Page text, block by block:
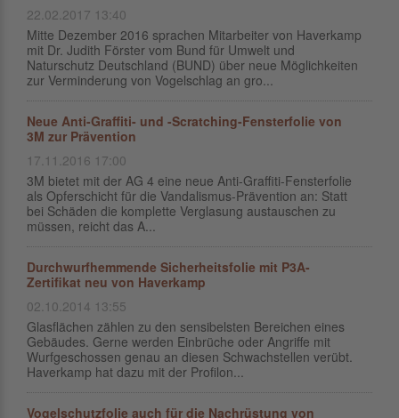
22.02.2017 13:40
Mitte Dezember 2016 sprachen Mitarbeiter von Haverkamp
mit Dr. Judith Förster vom Bund für Umwelt und
Naturschutz Deutschland (BUND) über neue Möglichkeiten
zur Verminderung von Vogelschlag an gro...
Neue Anti-Graffiti- und -Scratching-Fensterfolie von
3M zur Prävention
17.11.2016 17:00
3M bietet mit der AG 4 eine neue Anti-Graffiti-Fensterfolie
als Opfer­schicht für die Vandalismus-Prävention an: Statt
bei Schäden die kom­plette Ver­glasung austauschen zu
müssen, reicht das A...
Durchwurfhemmende Sicherheitsfolie mit P3A-
Zertifikat neu von Haverkamp
02.10.2014 13:55
Glasflächen zählen zu den sensibelsten Bereichen eines
Gebäudes. Gerne werden Einbrüche oder Angriffe mit
Wurfgeschossen genau an diesen Schwachstellen verübt.
Haverkamp hat dazu mit der Profilon...
Vogelschutzfolie auch für die Nachrüstung von